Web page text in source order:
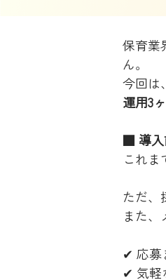
保育業
ん。
今回は、
運用3
■ 導入
これ
ただ、
また
✔ 応募
✔ 気軽